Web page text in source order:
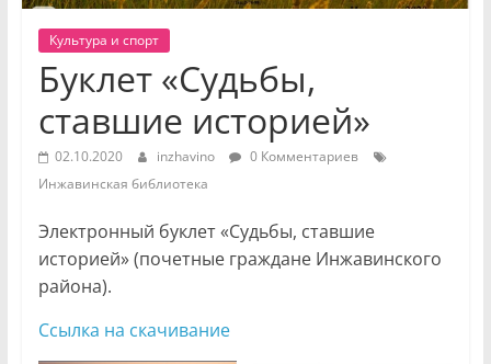
Культура и спорт
Буклет «Судьбы,
ставшие историей»
02.10.2020 inzhavino
0 Комментариев
Инжавинская библиотека
Электронный буклет «Судьбы, ставшие
историей» (почетные граждане Инжавинского
района).
Ссылка на скачивание